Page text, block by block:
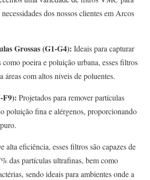
dos nossos clientes em Arcos
Grossas (G1-G4): Ideais para capturar
como poeira e poluição urbana, esses filtros
áreas com altos níveis de poluentes.
F9): Projetados para remover partículas
poluição fina e alérgenos, proporcionando
alta eficiência, esses filtros são capazes de
das partículas ultrafinas, bem como
sendo ideais para ambientes onde a